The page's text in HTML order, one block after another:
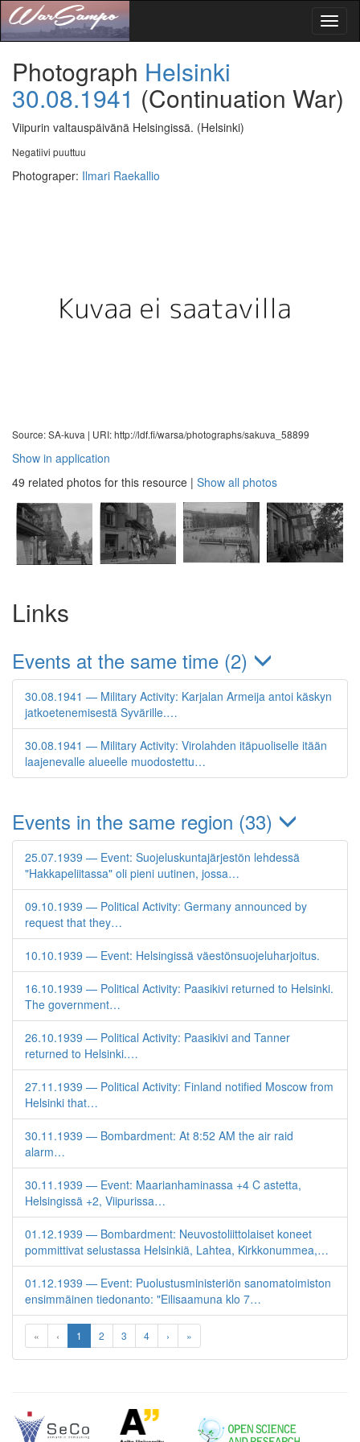
Photograph Helsinki
30.08.1941 (Continuation War)
Viipurin valtauspäivänä Helsingissä. (Helsinki)
Negatiivi puuttuu
Photograper: Ilmari Raekallio
Source: SA-kuva | URI: http://ldf.fi/warsa/photographs/sakuva_58899
Show in application
49 related photos for this resource | Show all photos
Links
Events at the same time (2)
30.08.1941 — Military Activity: Karjalan Armeija antoi käskyn
jatkoetenemisestä Syvärille.…
30.08.1941 — Military Activity: Virolahden itäpuoliselle itään
laajenevalle alueelle muodostettu…
Events in the same region (33)
25.07.1939 — Event: Suojeluskuntajärjestön lehdessä
"Hakkapeliitassa" oli pieni uutinen, jossa…
09.10.1939 — Political Activity: Germany announced by
request that they…
10.10.1939 — Event: Helsingissä väestönsuojeluharjoitus.
16.10.1939 — Political Activity: Paasikivi returned to Helsinki.
The government…
26.10.1939 — Political Activity: Paasikivi and Tanner
returned to Helsinki.…
27.11.1939 — Political Activity: Finland notified Moscow from
Helsinki that…
30.11.1939 — Bombardment: At 8:52 AM the air raid
alarm…
30.11.1939 — Event: Maarianhaminassa +4 C astetta,
Helsingissä +2, Viipurissa…
01.12.1939 — Bombardment: Neuvostoliittolaiset koneet
pommittivat selustassa Helsinkiä, Lahtea, Kirkkonummea,…
01.12.1939 — Event: Puolustusministeriön sanomatoimiston
ensimmäinen tiedonanto: "Eilisaamuna klo 7…
« ‹ 1 2 3 4 › »